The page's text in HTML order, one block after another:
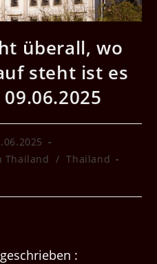
überall, wo
steht ist es
Thailand / Thailand
: